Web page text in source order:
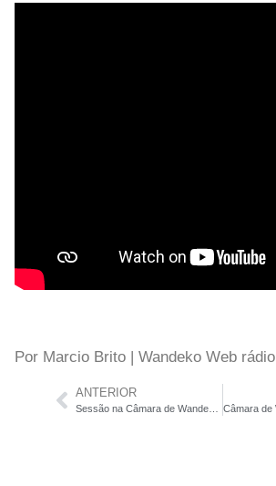
Por Marcio Brito | Wandeko Web rádio
ANTERIOR